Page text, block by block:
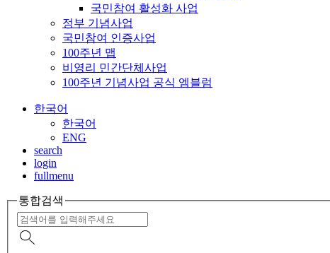
국민참여 활성화 사업
정부 기념사업
국민참여 인증사업
100주년 맵
비영리 민간단체사업
100주년 기념사업 공식 엠블럼
한국어
한국어
ENG
search
login
fullmenu
통합검색